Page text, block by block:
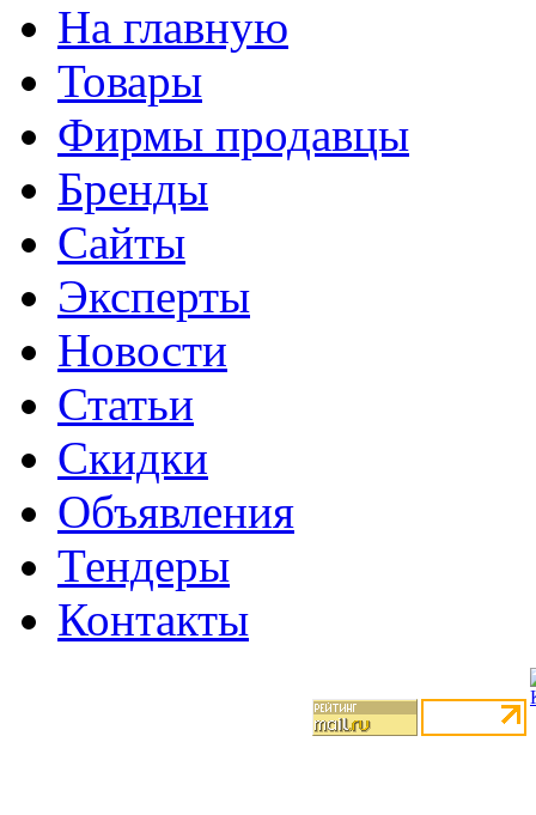
На главную
Товары
Фирмы продавцы
Бренды
Сайты
Эксперты
Новости
Статьи
Скидки
Объявления
Тендеры
Контакты